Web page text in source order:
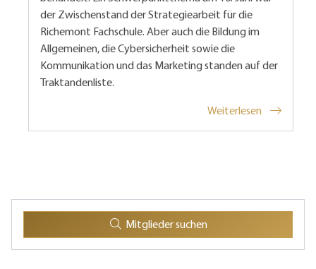
der Zwischenstand der Strategiearbeit für die
Richemont Fachschule. Aber auch die Bildung im
Allgemeinen, die Cybersicherheit sowie die
Kommunikation und das Marketing standen auf der
Traktandenliste.
Weiterlesen
Mitglieder suchen